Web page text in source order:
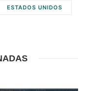
ESTADOS UNIDOS